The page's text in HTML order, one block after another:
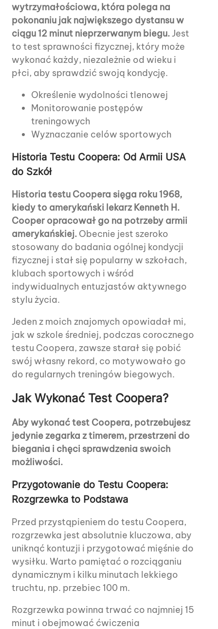
wytrzymałościowa, która polega na
pokonaniu jak największego dystansu w
ciągu 12 minut nieprzerwanym biegu.Jest
to test sprawności fizycznej, który może
wykonać każdy, niezależnie od wieku i
płci, aby sprawdzić swoją kondycję.
Określenie wydolności tlenowej
Monitorowanie postępów
treningowych
Wyznaczanie celów sportowych
Historia Testu Coopera: Od Armii USA
do Szkół
Historia testu Coopera sięga roku 1968,
kiedy to amerykański lekarz Kenneth H.
Cooper opracował go na potrzeby armii
amerykańskiej. Obecnie jest szeroko
stosowany do badania ogólnej kondycji
fizycznej i stał się popularny w szkołach,
klubach sportowych i wśród
indywidualnych entuzjastów aktywnego
stylu życia.
Jeden z moich znajomych opowiadał mi,
jak w szkole średniej, podczas corocznego
testu Coopera, zawsze starał się pobić
swój własny rekord, co motywowało go
do regularnych treningów biegowych.
Jak Wykonać Test Coopera?
Aby wykonać test Coopera, potrzebujesz
jedynie zegarka z timerem, przestrzeni do
biegania i chęci sprawdzenia swoich
możliwości.
Przygotowanie do Testu Coopera:
Rozgrzewka to Podstawa
Przed przystąpieniem do testu Coopera,
rozgrzewka jest absolutnie kluczowa, aby
uniknąć kontuzji i przygotować mięśnie do
wysiłku. Warto pamiętać o rozciąganiu
dynamicznym i kilku minutach lekkiego
truchtu, np. przebiec 100 m.
Rozgrzewka powinna trwać co najmniej 15
minut i obejmować ćwiczenia